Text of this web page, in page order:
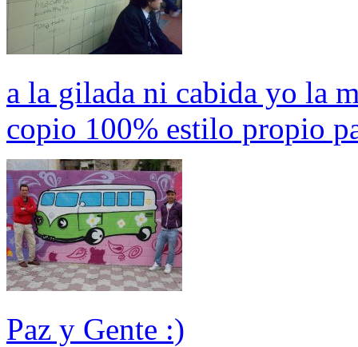
a la gilada ni cabida yo la
copio 100% estilo propio
Paz y Gente :)